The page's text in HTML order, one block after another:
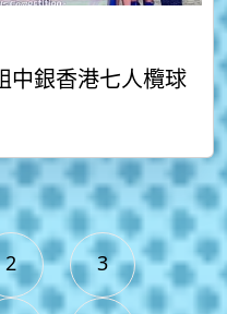
中銀香港七人欖球
2 3